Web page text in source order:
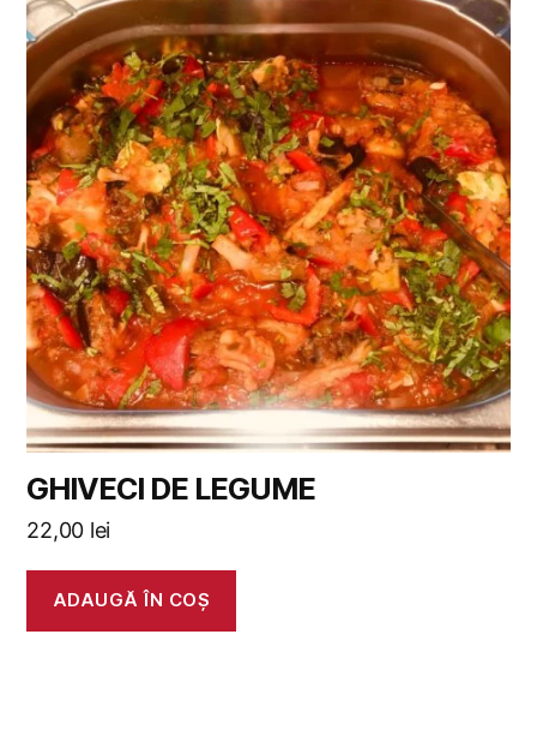
GHIVECI DE LEGUME
22,00 lei
ADAUGĂ ÎN COȘ